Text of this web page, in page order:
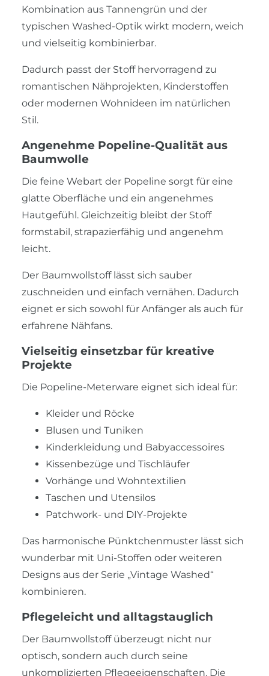
Kombination aus Tannengrün und der
typischen Washed-Optik wirkt modern, weich
und vielseitig kombinierbar.
Dadurch passt der Stoff hervorragend zu
romantischen Nähprojekten, Kinderstoffen
oder modernen Wohnideen im natürlichen
Stil.
Angenehme Popeline-Qualität aus
Baumwolle
Die feine Webart der Popeline sorgt für eine
glatte Oberfläche und ein angenehmes
Hautgefühl. Gleichzeitig bleibt der Stoff
formstabil, strapazierfähig und angenehm
leicht.
Der Baumwollstoff lässt sich sauber
zuschneiden und einfach vernähen. Dadurch
eignet er sich sowohl für Anfänger als auch für
erfahrene Nähfans.
Vielseitig einsetzbar für kreative
Projekte
Die Popeline-Meterware eignet sich ideal für:
Kleider und Röcke
Blusen und Tuniken
Kinderkleidung und Babyaccessoires
Kissenbezüge und Tischläufer
Vorhänge und Wohntextilien
Taschen und Utensilos
Patchwork- und DIY-Projekte
Das harmonische Pünktchenmuster lässt sich
wunderbar mit Uni-Stoffen oder weiteren
Designs aus der Serie „Vintage Washed“
kombinieren.
Pflegeleicht und alltagstauglich
Der Baumwollstoff überzeugt nicht nur
optisch, sondern auch durch seine
unkomplizierten Pflegeeigenschaften. Die